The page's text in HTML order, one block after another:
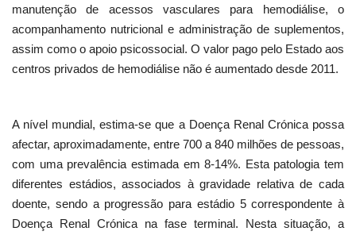
manutenção de acessos vasculares para hemodiálise, o
acompanhamento nutricional e administração de suplementos,
assim como o apoio psicossocial. O valor pago pelo Estado aos
centros privados de hemodiálise não é aumentado desde 2011.
A nível mundial, estima-se que a Doença Renal Crónica possa
afectar, aproximadamente, entre 700 a 840 milhões de pessoas,
com uma prevalência estimada em 8-14%. Esta patologia tem
diferentes estádios, associados à gravidade relativa de cada
doente, sendo a progressão para estádio 5 correspondente à
Doença Renal Crónica na fase terminal. Nesta situação, a